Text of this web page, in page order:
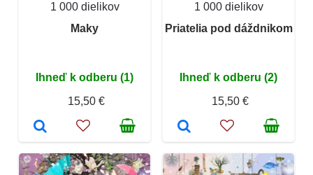
1 000 dielikov
Maky
Ihneď k odberu (1)
15,50 €
1 000 dielikov
Priatelia pod dáždnikom
Ihneď k odberu (2)
15,50 €